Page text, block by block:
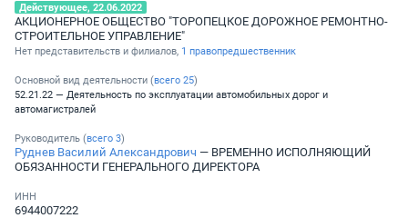
Действующее, 22.06.2022
АКЦИОНЕРНОЕ ОБЩЕСТВО "ТОРОПЕЦКОЕ ДОРОЖНОЕ РЕМОНТНО-
СТРОИТЕЛЬНОЕ УПРАВЛЕНИЕ"
Нет представительств и филиалов, 1 правопредшественник
Основной вид деятельности (всего 25)
52.21.22 — Деятельность по эксплуатации автомобильных дорог и
автомагистралей
Руководитель (всего 3)
Руднев Василий Александрович — ВРЕМЕННО ИСПОЛНЯЮЩИЙ
ОБЯЗАННОСТИ ГЕНЕРАЛЬНОГО ДИРЕКТОРА
ИНН
6944007222